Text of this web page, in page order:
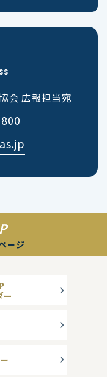
会 広報担当宛
ージ
ー